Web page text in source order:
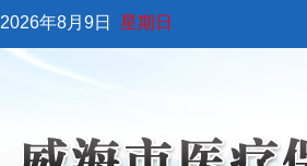
2026年8月9日 星期日